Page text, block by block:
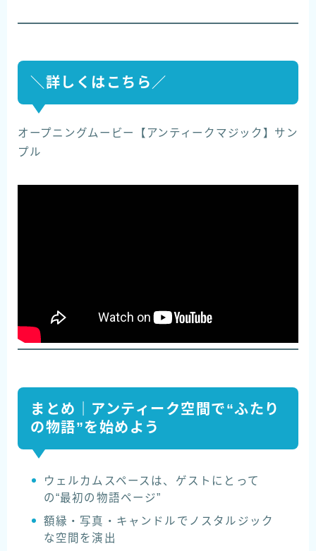
＼詳しくはこちら／
オープニングムービー【アンティークマジック】サン
プル
まとめ｜アンティーク空間で“ふたり
の物語”を始めよう
ウェルカムスペースは、ゲストにとって
の“最初の物語ページ”
額縁・写真・キャンドルでノスタルジック
な空間を演出